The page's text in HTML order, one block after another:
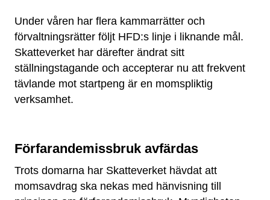
Under våren har flera kammarrätter och
förvaltningsrätter följt HFD:s linje i liknande mål.
Skatteverket har därefter ändrat sitt
ställningstagande och accepterar nu att frekvent
tävlande mot startpeng är en momspliktig
verksamhet.
Förfarandemissbruk avfärdas
Trots domarna har Skatteverket hävdat att
momsavdrag ska nekas med hänvisning till